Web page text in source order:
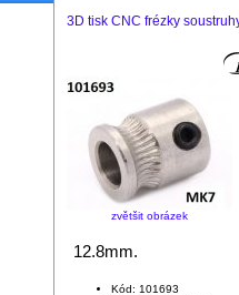
3D tisk CNC frézky
zvětšit obrázek
12.8mm.
Kód: 101693